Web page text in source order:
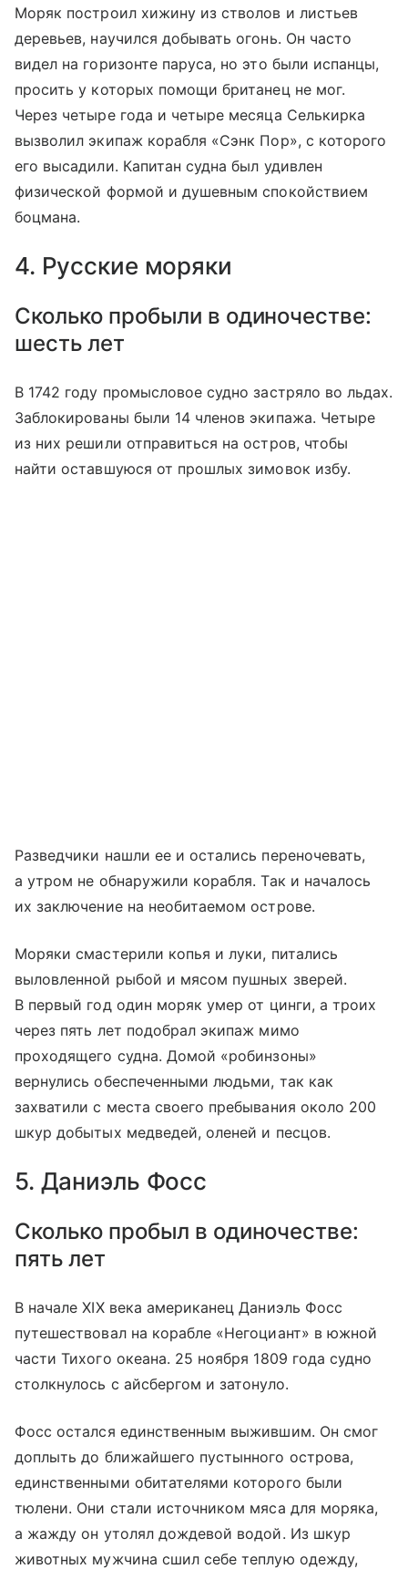
Моряк построил хижину из стволов и листьев
деревьев, научился добывать огонь. Он часто
видел на горизонте паруса, но это были испанцы,
просить у которых помощи британец не мог.
Через четыре года и четыре месяца Селькирка
вызволил экипаж корабля «Сэнк Пор», с которого
его высадили. Капитан судна был удивлен
физической формой и душевным спокойствием
боцмана.
4. Русские моряки
Сколько пробыли в одиночестве:
шесть лет
В 1742 году промысловое судно застряло во льдах.
Заблокированы были 14 членов экипажа. Четыре
из них решили отправиться на остров, чтобы
найти оставшуюся от прошлых зимовок избу.
Разведчики нашли ее и остались переночевать,
а утром не обнаружили корабля. Так и началось
их заключение на необитаемом острове.
Моряки смастерили копья и луки, питались
выловленной рыбой и мясом пушных зверей.
В первый год один моряк умер от цинги, а троих
через пять лет подобрал экипаж мимо
проходящего судна. Домой «робинзоны»
вернулись обеспеченными людьми, так как
захватили с места своего пребывания около 200
шкур добытых медведей, оленей и песцов.
5. Даниэль Фосс
Сколько пробыл в одиночестве:
пять лет
В начале XIX века американец Даниэль Фосс
путешествовал на корабле «Негоциант» в южной
части Тихого океана. 25 ноября 1809 года судно
столкнулось с айсбергом и затонуло.
Фосс остался единственным выжившим. Он смог
доплыть до ближайшего пустынного острова,
единственными обитателями которого были
тюлени. Они стали источником мяса для моряка,
а жажду он утолял дождевой водой. Из шкур
животных мужчина сшил себе теплую одежду,